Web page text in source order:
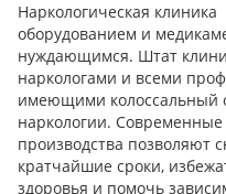
Наркологическая
оборудованием и
нуждающимся. Штат
наркологами и всеми
имеющими колоссальный
наркологии.
производства позволяют
кратчайшие сроки,
здоровья и помочь